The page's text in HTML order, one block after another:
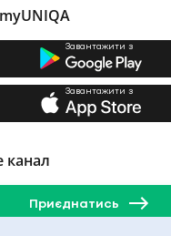
Завантажити з
Завантажити з
канал
Приєднатись